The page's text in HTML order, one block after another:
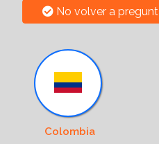
No volver a
Colombia